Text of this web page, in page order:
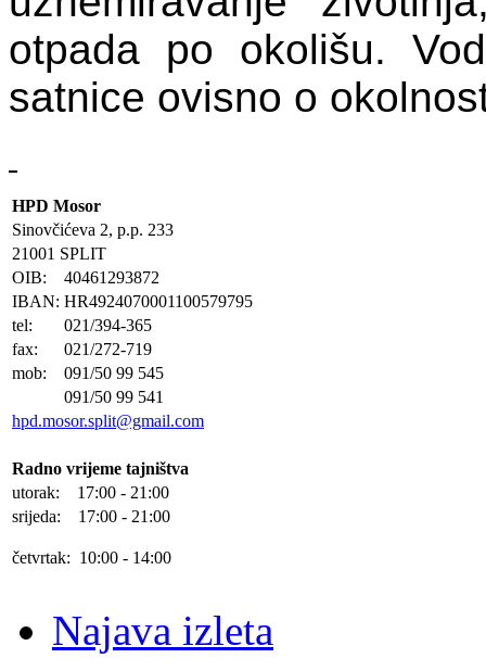
otpada po okolišu.
satnice ovisno o
HPD Mosor
Sinovčićeva 2, p.p. 233
21001 SPLIT
OIB:
40461293872
IBAN: HR4924070001100579795
tel:
021/394-365
fax:
021/272-719
mob:
091/50 99 545
091/50 99 541
hpd.mosor.split@gmail.com
Radno vrijeme tajništva
utorak: 17:00 - 21:00
srijeda: 17:00 - 21:00
četvrtak: 10:00 - 14:00
Najava izleta